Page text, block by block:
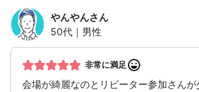
やんやんさん
50代｜男性
非常に満足
会場が綺麗なのとリピーター参加さん